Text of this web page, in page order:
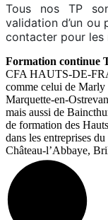
Tous nos TP
validation d’un ou
contacter pour les
Formation continue
CFA HAUTS-DE-
comme celui de Marly
Marquette-en-
mais aussi de
de formation des
dans les entreprises
Château-l’Abbaye,